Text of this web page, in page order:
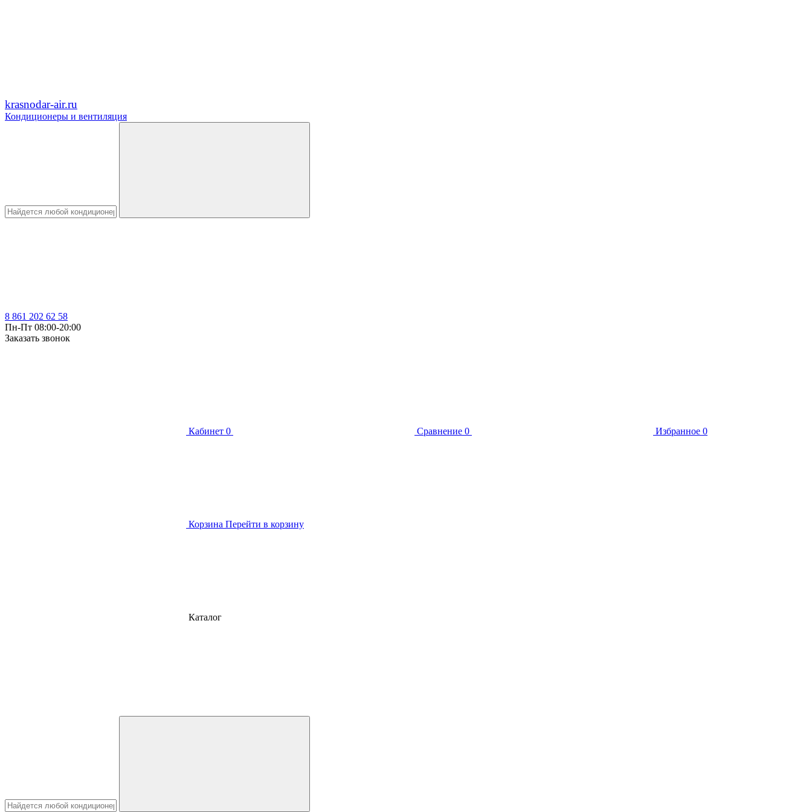
krasnodar-air.ru
Кондиционеры и вентиляция
8 861 202 62 58
Пн-Пт 08:00-20:00
Заказать звонок
Кабинет 0 Сравнение 0 Избранное 0
Корзина Перейти в корзину
Каталог